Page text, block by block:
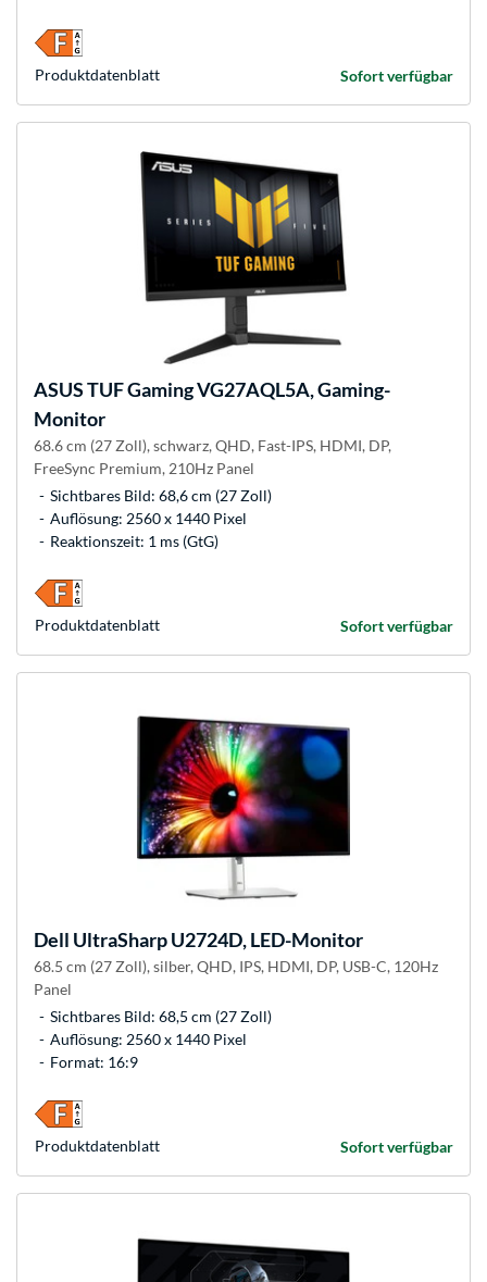
Sofort verfügbar
Produkt­datenblatt
ASUSTUF Gaming VG27AQL5A, Gaming-
Monitor
68.6 cm (27 Zoll), schwarz, QHD, Fast-IPS, HDMI, DP,
FreeSync Premium, 210Hz Panel
Sichtbares Bild: 68,6 cm (27 Zoll)
Auflösung: 2560 x 1440 Pixel
Reaktionszeit: 1 ms (GtG)
Sofort verfügbar
Produkt­datenblatt
Dell UltraSharp U2724D, LED-Monitor
68.5 cm (27 Zoll), silber, QHD, IPS, HDMI, DP, USB-C, 120Hz
Panel
Sichtbares Bild: 68,5 cm (27 Zoll)
Auflösung: 2560 x 1440 Pixel
Format: 16:9
Sofort verfügbar
Produkt­datenblatt